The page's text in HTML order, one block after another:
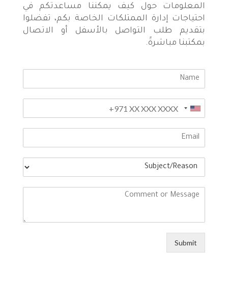
المعلومات حول كيف يمكننا مساعدتكم في
احتياجات إدارة الممتلكات الخاصة بكم، تفضلوا
بتقديم طلب التواصل بالأسفل أو الاتصال
بمكتبنا مباشرةً.
Submit